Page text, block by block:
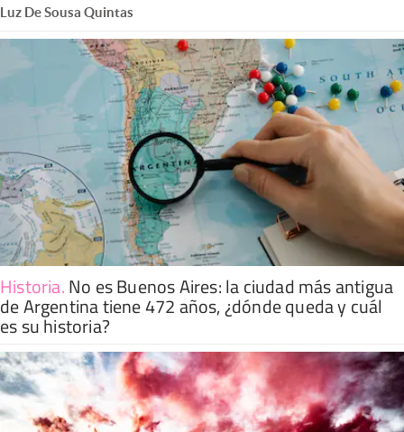
Luz De Sousa Quintas
Historia.No es Buenos Aires: la ciudad más antigua
de Argentina tiene 472 años, ¿dónde queda y cuál
es su historia?